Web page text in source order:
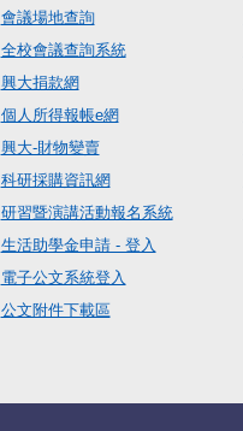
會議場地查詢
全校會議查詢系統
興大捐款網
個人所得報帳e網
興大-財物變賣
科研採購資訊網
研習暨演講活動報名系統
生活助學金申請 - 登入
電子公文系統登入
公文附件下載區